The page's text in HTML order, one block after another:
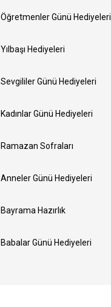
Öğretmenler Günü Hediyeleri
Yılbaşı Hediyeleri
Sevgililer Günü Hediyeleri
Kadınlar Günü Hediyeleri
Ramazan Sofraları
Anneler Günü Hediyeleri
Bayrama Hazırlık
Babalar Günü Hediyeleri